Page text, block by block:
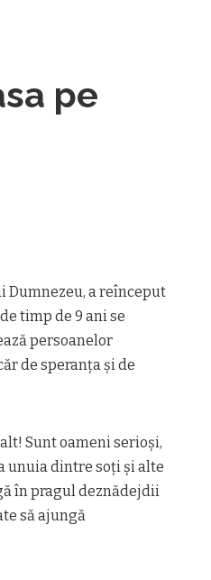
pe
a reînceput
timp de 9 ani se
persoanelor
de speranța și de
Sunt oameni serioși,
unuia dintre soți și alte
în pragul deznădejdii
să ajungă